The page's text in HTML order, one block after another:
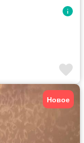
Новое